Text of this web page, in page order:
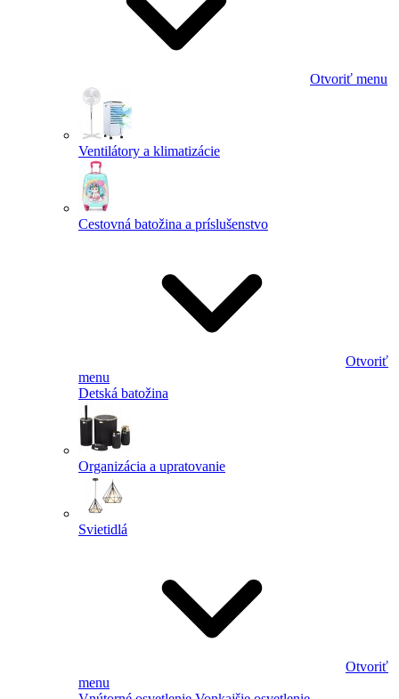
Otvoriť menu
Ventilátory a klimatizácie
Cestovná batožina a príslušenstvo
Otvoriť
menu
Detská batožina
Organizácia a upratovanie
Svietidlá
Otvoriť
menu